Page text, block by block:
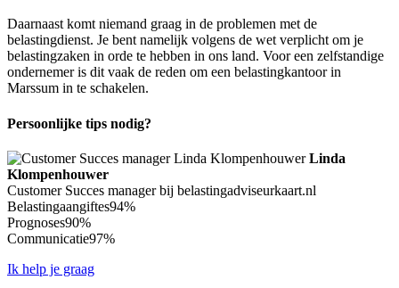
Daarnaast komt niemand graag in de problemen met de
belastingdienst. Je bent namelijk volgens de wet verplicht om je
belastingzaken in orde te hebben in ons land. Voor een zelfstandige
ondernemer is dit vaak de reden om een belastingkantoor in
Marssum in te schakelen.
Persoonlijke tips nodig?
Linda
Klompenhouwer
Customer Succes manager bij belastingadviseurkaart.nl
Belastingaangiftes94%
Prognoses90%
Communicatie97%
Ik help je graag